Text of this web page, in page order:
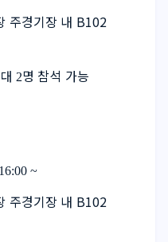
주경기장 내 B102
2명 참석 가능
~
주경기장 내 B102